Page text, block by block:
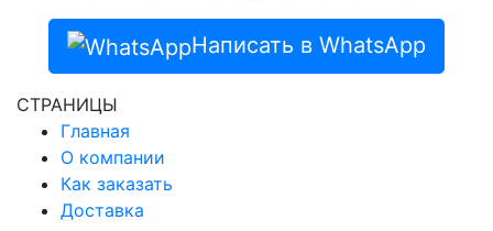
Написать в WhatsApp
СТРАНИЦЫ
Главная
О компании
Как заказать
Доставка